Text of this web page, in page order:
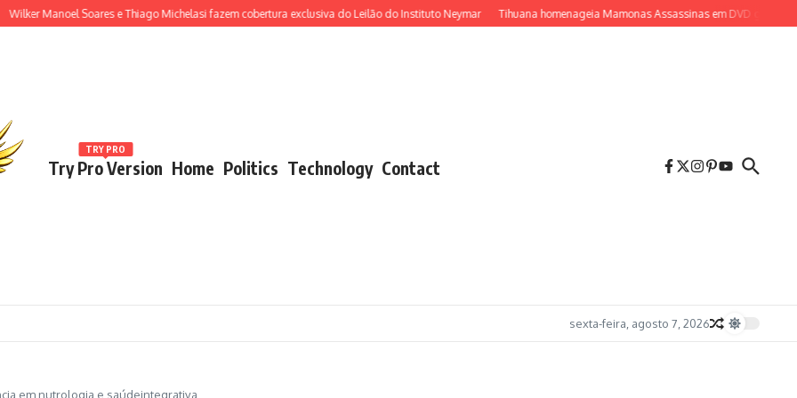
Soares e Thiago Michelasi fazem cobertura exclusiva do Leilão do Instituto Neymar Tihuana homenageia Mamonas Assassinas em DVD gravado no
Try Pro Version
TRY PRO
Home Politics Technology Contact
sexta-feira, agosto 7, 2026
em nutrologia e saúdeintegrativa